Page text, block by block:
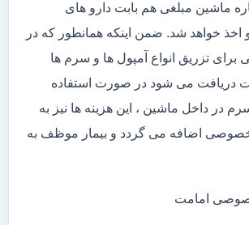
ماشین مبلغی هم بابت دارو های
اخذ خواهد شد. ضمن اینکه همانطور که در
برای تزریق انواع آمپول ها و سرم ها
دریافت می شود در صورت استفاده
در داخل ماشین ، این هزینه ها نیز به
اضافه می گردد و بیمار موظف به
امامت